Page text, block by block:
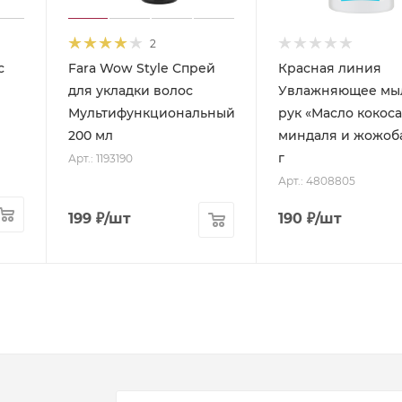
2
Fara Wow Style Спрей
для укладки волос
Мультифункциональный,
200 мл
Арт.: 1193190
199₽/шт
Красная линия
Увлажняющее
рук «Масло
миндаля и
г
Арт.: 4808805
190 ₽/шт